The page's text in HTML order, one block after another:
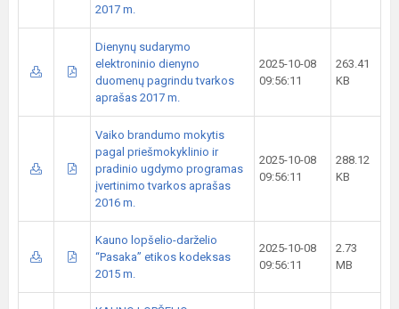
2017 m.
Dienynų sudarymo
elektroninio dienyno
duomenų pagrindu tvarkos
aprašas 2017 m.
2025-10-08
09:56:11
263.41
KB
Vaiko brandumo mokytis
pagal priešmokyklinio ir
pradinio ugdymo programas
įvertinimo tvarkos aprašas
2016 m.
2025-10-08
09:56:11
288.12
KB
Kauno lopšelio-darželio
“Pasaka” etikos kodeksas
2015 m.
2025-10-08
09:56:11
2.73
MB